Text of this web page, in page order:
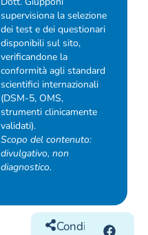
supervisiona la selezione
dei test e dei questionari
disponibili sul sito,
verificandone la
conformità agli standard
scientifici internazionali
(DSM-5, OMS,
strumenti clinicamente
validati).
Scopo del contenuto:
divulgativo, non
diagnostico.
Condividilo